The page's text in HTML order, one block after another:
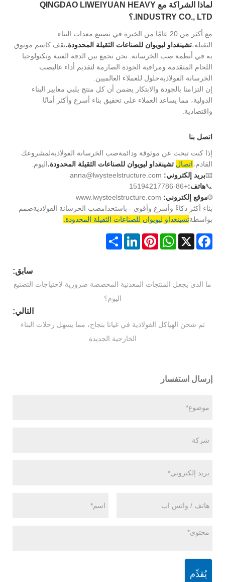
لماذا الشراكة مع QINGDAO LIWEIYUAN HEAVY
INDUSTRY CO., LTD.؟
مع أكثر من 20 عامًا من الخبرة في تصنيع معدات البناء
الثقيلة،تشينغداو ليويوان للصناعات الثقيلة المحدودة.يقف كاسم موثوق
به في أنظمة صب الخرسانة. نحن نجمع بين الدقة الفنية وتكنولوجيا
اللحام المتقدمة ومراقبة الجودة الصارمة لتقديم أداء عاليصب
الخرسانة الفولاذيةحلول للعملاء العالميين.
إن التزامنا بالجودة والابتكار يضمن أن كل منتج يلبي معايير البناء
الدولية، مما يساعد العملاء على تحقيق بناء أسرع وأكثر أمانًا
واقتصادية.
اتصل بنا
إذا كنت تبحث عن موثوقة ودائمةصب الخرسانة الفولاذيةلمشروعك
القادم،اتصال تشينغداو ليويوان للصناعات الثقيلة المحدودة.اليوم.
📧بريد إلكتروني: anna@lwysteelstructure.com
📞هاتف:+86-15194217786
🌐موقع إلكتروني: www.lwysteelstructure.com
بناء أكثر ذكاءً وأسرع وأقوى - باستخدامصب الخرسانة الفولاذيةصمم
بواسطةتشينغداو ليويوان للصناعات الثقيلة المحدودة.
Facebook
X
WhatsApp
Pinterest
LinkedIn
Share
سابق:
ما الذي يجعل المنتجات المعدنية المخصصة ضرورية لاحتياجات التصنيع
اليوم؟
التالي:
تم شحن الهياكل الفولاذية في غيانا بنجاح، مما يسهل رحلات البناء
الخارجية الجديدة
إرسال استفسار
يُقدِّم